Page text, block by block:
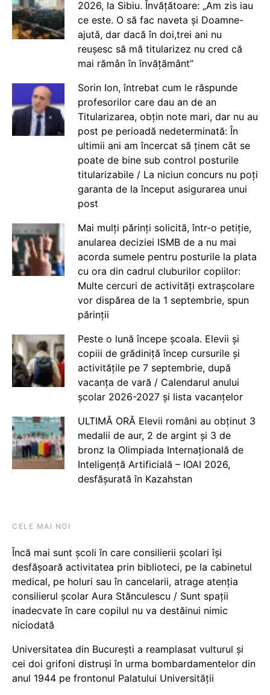
2026, la Sibiu. Învățătoare: „Am zis iau
ce este. O să fac naveta și Doamne-
ajută, dar dacă în doi,trei ani nu
reușesc să mă titularizez nu cred că
mai rămân în învățământ”
Sorin Ion, întrebat cum le răspunde
profesorilor care dau an de an
Titularizarea, obțin note mari, dar nu au
post pe perioadă nedeterminată: În
ultimii ani am încercat să ținem cât se
poate de bine sub control posturile
titularizabile / La niciun concurs nu poți
garanta de la început asigurarea unui
post
Mai mulți părinți solicită, într-o petiție,
anularea deciziei ISMB de a nu mai
acorda sumele pentru posturile la plata
cu ora din cadrul cluburilor copiilor:
Multe cercuri de activități extrașcolare
vor dispărea de la 1 septembrie, spun
părinții
Peste o lună începe școala. Elevii și
copiii de grădiniță încep cursurile și
activitățile pe 7 septembrie, după
vacanța de vară / Calendarul anului
școlar 2026-2027 și lista vacanțelor
ULTIMĂ ORĂ Elevii români au obținut 3
medalii de aur, 2 de argint și 3 de
bronz la Olimpiada Internațională de
Inteligență Artificială – IOAI 2026,
desfășurată în Kazahstan
CELE MAI NOI
Încă mai sunt școli în care consilierii școlari își
desfășoară activitatea prin biblioteci, pe la cabinetul
medical, pe holuri sau în cancelarii, atrage atenția
consilierul școlar Aura Stănculescu / Sunt spații
inadecvate în care copilul nu va destăinui nimic
niciodată
Universitatea din București a reamplasat vulturul și
cei doi grifoni distruși în urma bombardamentelor din
anul 1944 pe frontonul Palatului Universității